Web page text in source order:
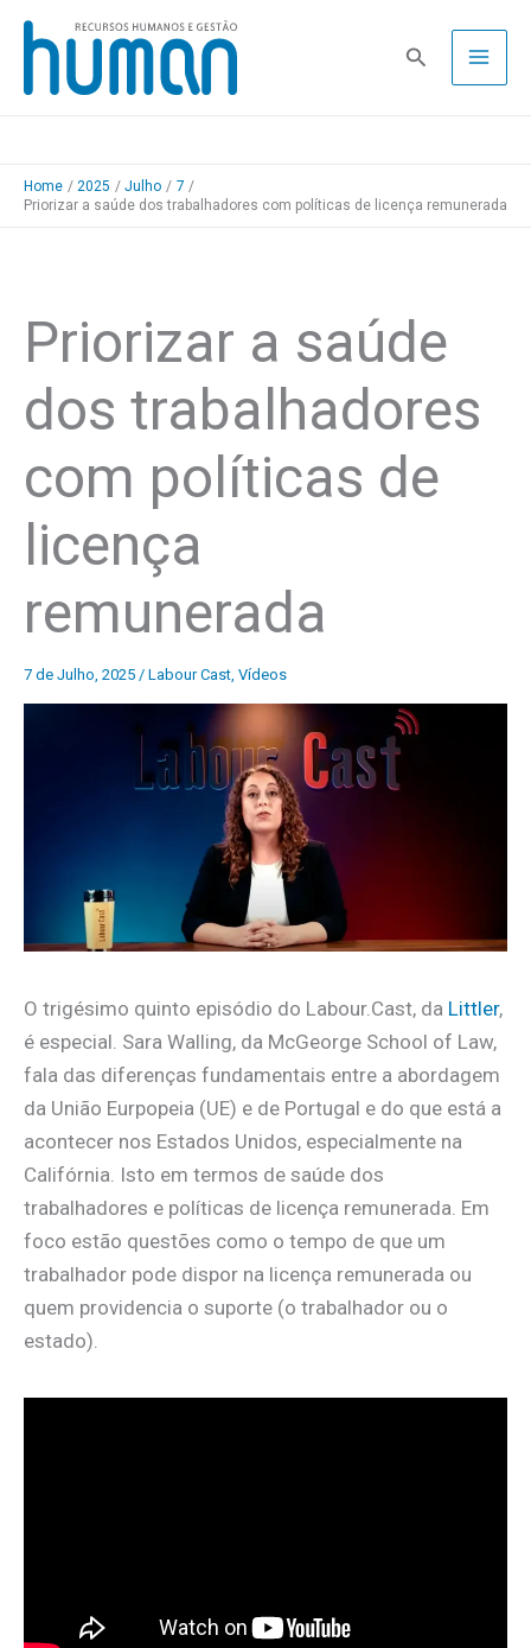
Skip
content
Pesquisa
Home 2025 Julho
7
Priorizar a saúde dos trabalhadores com políticas de licença remunerada
Priorizar a saúde
dos trabalhadores
com políticas de
licença
remunerada
7 de Julho, 2025 / Labour Cast Vídeos
O trigésimo quinto episódio do Labour.Cast, da Littler,
é especial. Sara Walling, da McGeorge School of Law,
fala das diferenças fundamentais entre a abordagem
da União Eurpopeia (UE) e de Portugal e do que está a
acontecer nos Estados Unidos, especialmente na
Califórnia. Isto em termos de saúde dos
trabalhadores e políticas de licença remunerada. Em
foco estão questões como o tempo de que um
trabalhador pode dispor na licença remunerada ou
quem providencia o suporte (o trabalhador ou o
estado).